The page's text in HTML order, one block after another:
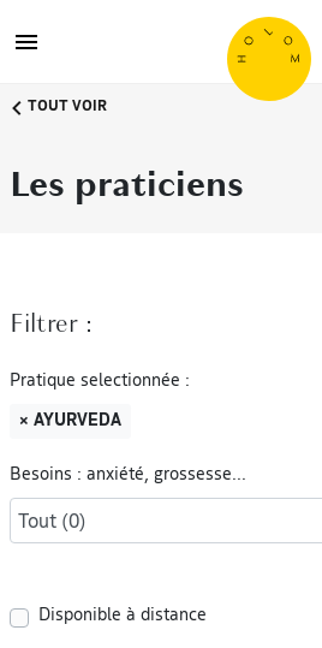
TOUT VOIR
Les praticiens
Filtrer :
Pratique selectionnée :
× AYURVEDA
Besoins : anxiété, grossesse...
Tout (0)
Disponible à distance